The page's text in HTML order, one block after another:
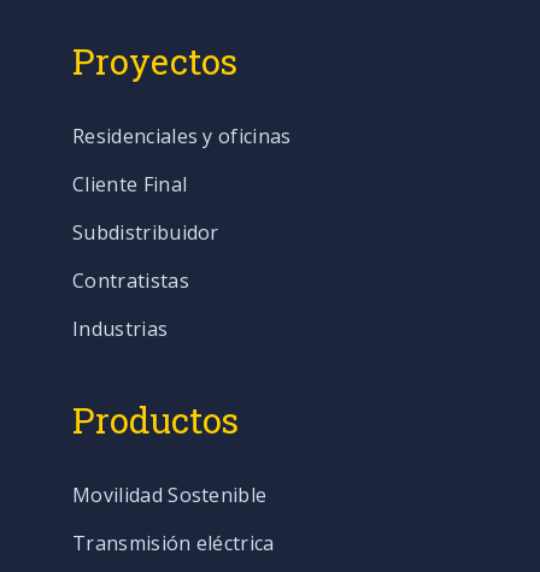
Proyectos
Residenciales y oficinas
Cliente Final
Subdistribuidor
Contratistas
Industrias
Productos
Movilidad Sostenible
Transmisión eléctrica